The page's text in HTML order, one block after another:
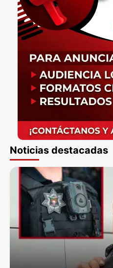
Noticias destacadas